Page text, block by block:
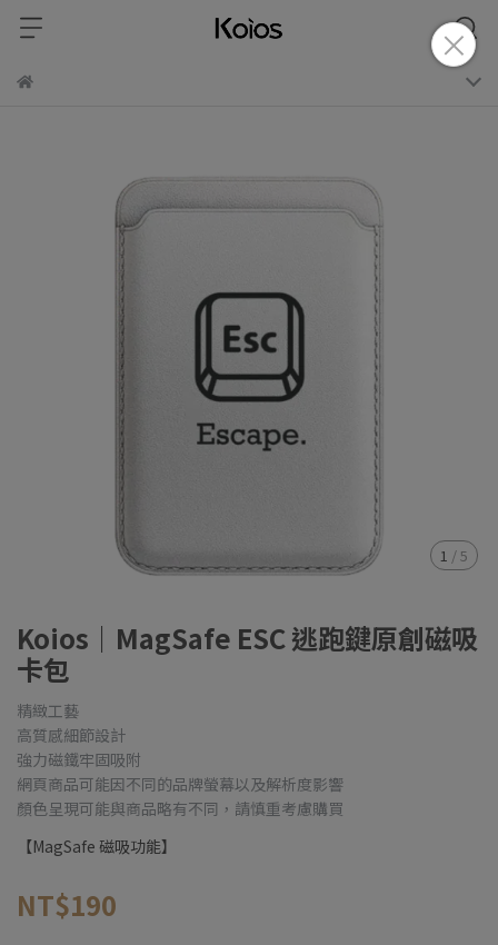
1 /5
Koios｜MagSafe ESC 逃跑鍵原創磁吸
卡包
精緻工藝
高質感細節設計
強力磁鐵牢固吸附
網頁商品可能因不同的品牌螢幕以及解析度影響
顏色呈現可能與商品略有不同，請慎重考慮購買
【MagSafe 磁吸功能】
NT$190